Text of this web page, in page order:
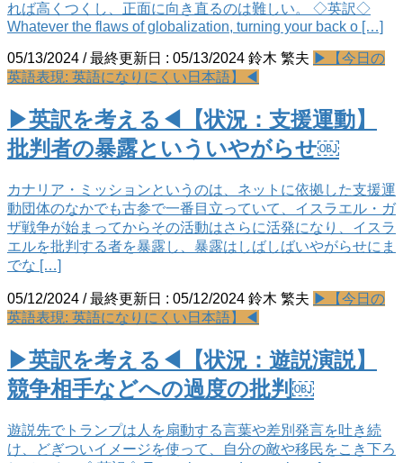
れば高くつくし、正面に向き直るのは難しい。 ◇英訳◇
Whatever the flaws of globalization, turning your back o […]
05/13/2024 / 最終更新日 : 05/13/2024 鈴木 繁夫 ▶【今日の
英語表現: 英語になりにくい日本語】◀
▶英訳を考える◀【状況：支援運動】
批判者の暴露といういやがらせ￼
カナリア・ミッションというのは、ネットに依拠した支援運
動団体のなかでも古参で一番目立っていて、イスラエル・ガ
ザ戦争が始まってからその活動はさらに活発になり、イスラ
エルを批判する者を暴露し、暴露はしばしばいやがらせにま
でな […]
05/12/2024 / 最終更新日 : 05/12/2024 鈴木 繁夫 ▶【今日の
英語表現: 英語になりにくい日本語】◀
▶英訳を考える◀【状況：遊説演説】
競争相手などへの過度の批判￼
遊説先でトランプは人を扇動する言葉や差別発言を吐き続
け、どぎついイメージを使って、自分の敵や移民をこき下ろ